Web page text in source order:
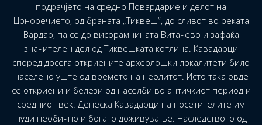
подрачјето на средно Повардарие и делот на
Црноречието, од браната „Тиквеш“, до сливот во реката
Вардар, па се до висорамнината Витачево и зафаќа
значителен дел од Тиквешката котлина. Кавадарци
според досега откриените археолошки локалитети било
населено уште од времето на неолитот. Исто така овде
се откриени и белези од населби во античкиот период и
средниот век. Денеска Кавадарци на посетителите им
нуди необично и богато доживување. Наследството од